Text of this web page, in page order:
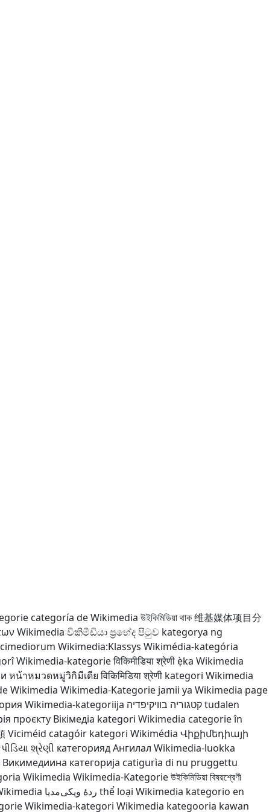
categoría de Wikimedia উইকিমিডিয়া থাক维基媒体项目分
Wikimedia විකිමීඩියා ප්‍රභේද පිටුව kategorya ng
Wikimedia:Klassys Wikimédia-kategória
Wikimedia-kategorieविकिमीडिया श्रेणी ẹ̀ka Wikimedia
หน้าหมวดหมู่วิกิมีเดีย विकिमिडिया श्रेणी kategori Wikimedia
Wikimedia Wikimedia-Kategorie jamii ya Wikimedia page
Wikimedia-kategoriija קטגוריה בוויקיפדיהtudalen
проєкту Вікімедіа kategori Wikimedia categorie în
Viciméid catagóir kategori Wikimédia Վիքիմեդիայի
શ્રેણી категорияд Ангилал Wikimedia-luokka
Викимедиина категорија catigurìa di nu pruggettu
Wikimedia Wikimedia-Kategorieউইকিমিডিয়া বিষয়শ্রেণী
ردهٔ ویکی‌مدیا thể loại Wikimedia kategorio en
Wikimedia-kategori Wikimedia kategooria kawan